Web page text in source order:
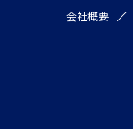
会社概要